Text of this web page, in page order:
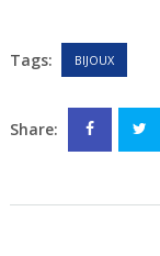
Tags: BIJOUX
Share: